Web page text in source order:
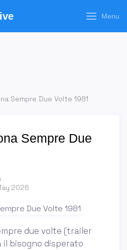
Menu
Sempre Due Volte 1981
Sempre Due
2026
due volte (trailer
il bisogno disperato